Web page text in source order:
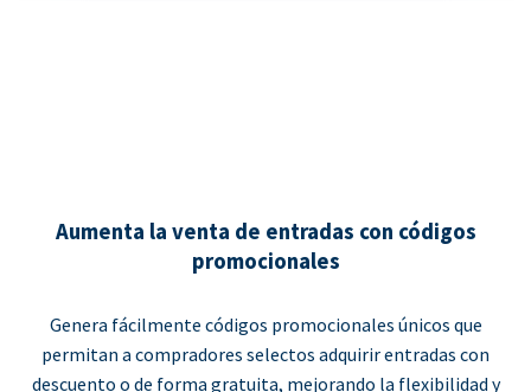
Aumenta la venta de entradas con códigos
promocionales
Genera fácilmente códigos promocionales únicos que
permitan a compradores selectos adquirir entradas con
descuento o de forma gratuita, mejorando la flexibilidad y